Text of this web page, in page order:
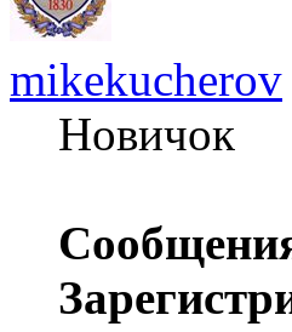
mikekucherov
Новичок